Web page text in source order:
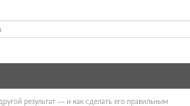
результат — и как сделать его правильным